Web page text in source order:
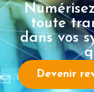
toute
dans vos
Devenir